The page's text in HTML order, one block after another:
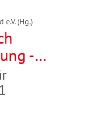
(Hg.)
-